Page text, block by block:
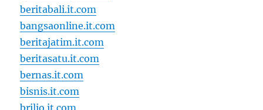
beritabali.it.com
bangsaonline.it.com
beritajatim.it.com
beritasatu.it.com
bernas.it.com
bisnis.it.com